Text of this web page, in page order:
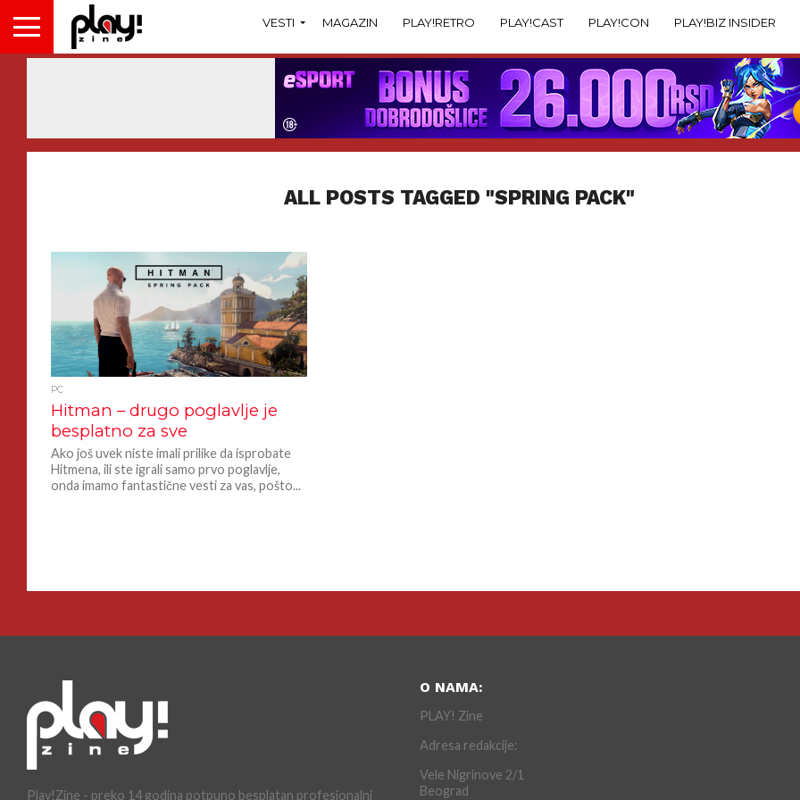
VESTI MAGAZIN PLAY!RETRO PLAY!CAST PLAY!CON PLAY!BIZ INSIDER
ALL POSTS TAGGED "SPRING PACK"
PC
Hitman – drugo poglavlje je
besplatno za sve
Ako još uvek niste imali prilike da isprobate
Hitmena, ili ste igrali samo prvo poglavlje,
onda imamo fantastične vesti za vas, pošto...
Play!Zine - preko 14 godina potpuno besplatan profesionalni
O NAMA:
PLAY! Zine
Adresa redakcije:
Vele Nigrinove 2/1
Beograd